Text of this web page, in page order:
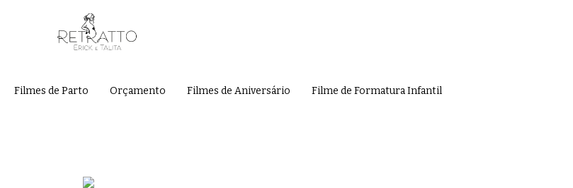
Filmes de Parto Orçamento Filmes de Aniversário Filme de Formatura Infantil